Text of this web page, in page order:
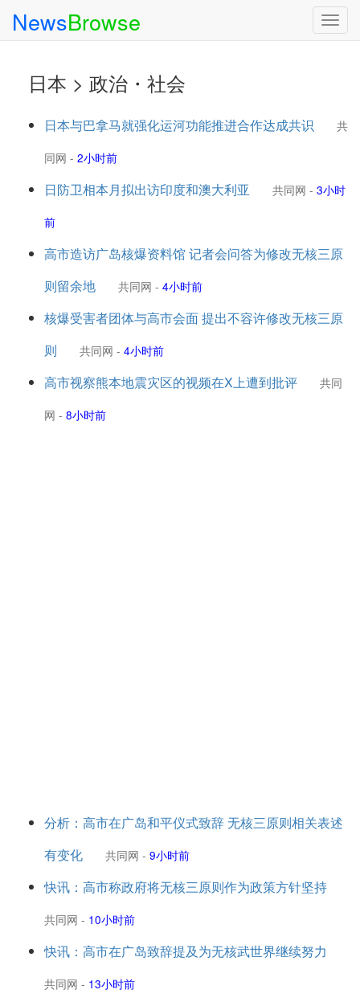
NewsBrowse
日本 > 政治・社会
日本与巴拿马就强化运河功能推进合作达成共识
共
同网 - 2小时前
日防卫相本月拟出访印度和澳大利亚 共同网 - 3小时
前
高市造访广岛核爆资料馆 记者会问答为修改无核三原
则留余地
共同网 - 4小时前
核爆受害者团体与高市会面 提出不容许修改无核三原
则
共同网 - 4小时前
高市视察熊本地震灾区的视频在X上遭到批评
共同
网 - 8小时前
分析：高市在广岛和平仪式致辞 无核三原则相关表述
有变化
共同网 - 9小时前
快讯：高市称政府将无核三原则作为政策方针坚持
共同网 - 10小时前
快讯：高市在广岛致辞提及为无核武世界继续努力
共同网 - 13小时前